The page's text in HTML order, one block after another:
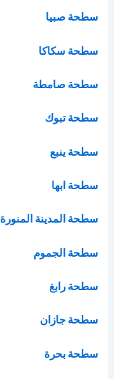
سطحة صبيا
سطحة سكاكا
سطحة صامطة
سطحة تبوك
سطحة ينبع
سطحة ابها
سطحة المدينة المنورة
سطحة الجموم
سطحة رابغ
سطحة جازان
سطحة بحرة